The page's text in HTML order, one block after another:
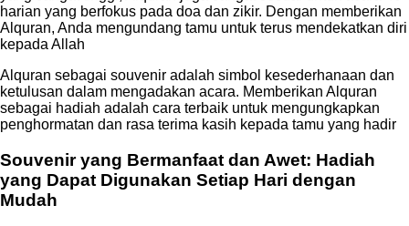
harian yang berfokus pada doa dan zikir. Dengan memberikan
Alquran, Anda mengundang tamu untuk terus mendekatkan diri
kepada Allah
Alquran sebagai souvenir adalah simbol kesederhanaan dan
ketulusan dalam mengadakan acara. Memberikan Alquran
sebagai hadiah adalah cara terbaik untuk mengungkapkan
penghormatan dan rasa terima kasih kepada tamu yang hadir
Souvenir yang Bermanfaat dan Awet: Hadiah
yang Dapat Digunakan Setiap Hari dengan
Mudah